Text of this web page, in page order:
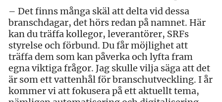
– Det finns många skäl att delta vid dessa
branschdagar, det hörs redan på namnet. Här
kan du träffa kollegor, leverantörer, SRFs
styrelse och förbund. Du får möjlighet att
träffa dem som kan påverka och lyfta fram
egna viktiga frågor. Jag skulle vilja säga att det
är som ett vattenhål för branschutveckling. I år
kommer vi att fokusera på ett aktuellt tema,